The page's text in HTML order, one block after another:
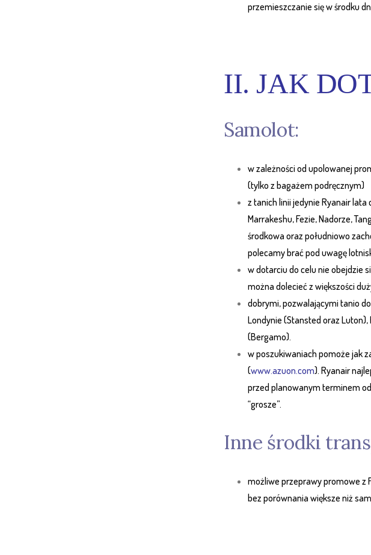
przemieszczanie się w środku
II. JAK
Samolot:
w zależności od upolowanej
(tylko z bagażem podręcznym)
z tanich linii jedynie Ryanair lata
Marrakeshu, Fezie, Nadorze,
środkowa oraz południowo
polecamy brać pod uwagę
w dotarciu do celu nie obejdzie
można dolecieć z większości
dobrymi, pozwalającymi tanio
Londynie (Stansted oraz
(Bergamo).
w poszukiwaniach pomoże jak
(www.azuon.com). Ryanair
przed planowanym terminem
“grosze”.
Inne środki
możliwe przeprawy promowe z
bez porównania większe niż